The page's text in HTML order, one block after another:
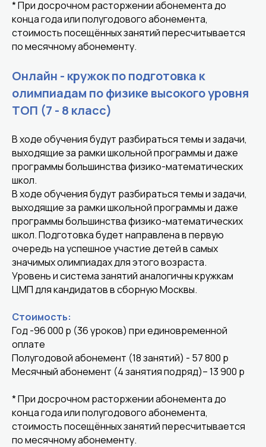
* При досрочном расторжении абонемента до
конца года или полугодового абонемента,
стоимость посещённых занятий пересчитывается
по месячному абонементу.
Онлайн - кружок по подготовка к
олимпиадам по физике высокого уровня
ТОП (7 - 8 класс)
В ходе обучения будут разбираться темы и задачи,
выходящие за рамки школьной программы и даже
программы большинства физико-математических
школ.
В ходе обучения будут разбираться темы и задачи,
выходящие за рамки школьной программы и даже
программы большинства физико-математических
школ. Подготовка будет направлена в первую
очередь на успешное участие детей в самых
значимых олимпиадах для этого возраста.
Уровень и система занятий аналогичны кружкам
ЦМП для кандидатов в сборную Москвы.
Стоимость:
Год -96 000 р (36 уроков) при единовременной
оплате
Полугодовой абонемент (18 занятий) - 57 800 р
Месячный абонемент (4 занятия подряд)– 13 900 р
* При досрочном расторжении абонемента до
конца года или полугодового абонемента,
стоимость посещённых занятий пересчитывается
по месячному абонементу.